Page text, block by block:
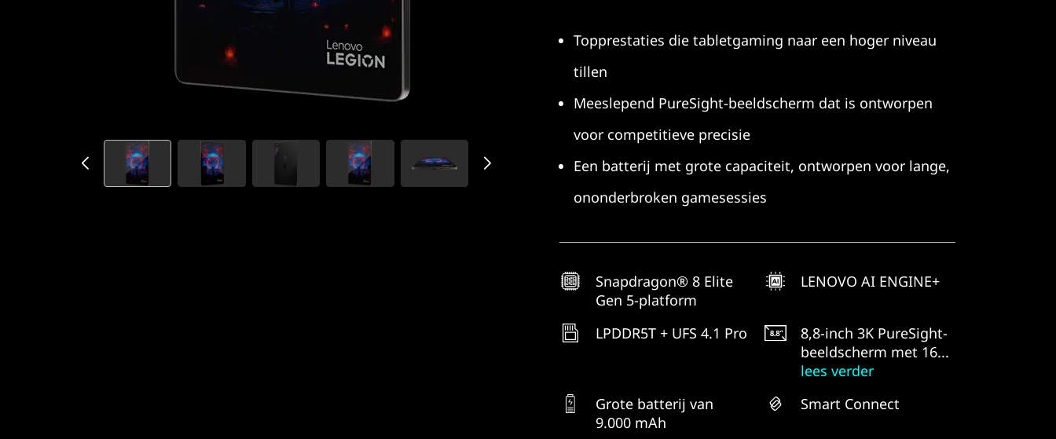
Topprestaties die tabletgaming naar een hoger niveau
tillen
Meeslepend PureSight-beeldscherm dat is ontworpen
voor competitieve precisie
Een batterij met grote capaciteit, ontworpen voor lange,
ononderbroken gamesessies
Snapdragon® 8 Elite
Gen 5-platform
LENOVO AI ENGINE+
LPDDR5T + UFS 4.1 Pro
8,8-inch 3K PureSight-
beeldscherm met 16...
lees verder
Grote batterij van
9.000 mAh
Smart Connect